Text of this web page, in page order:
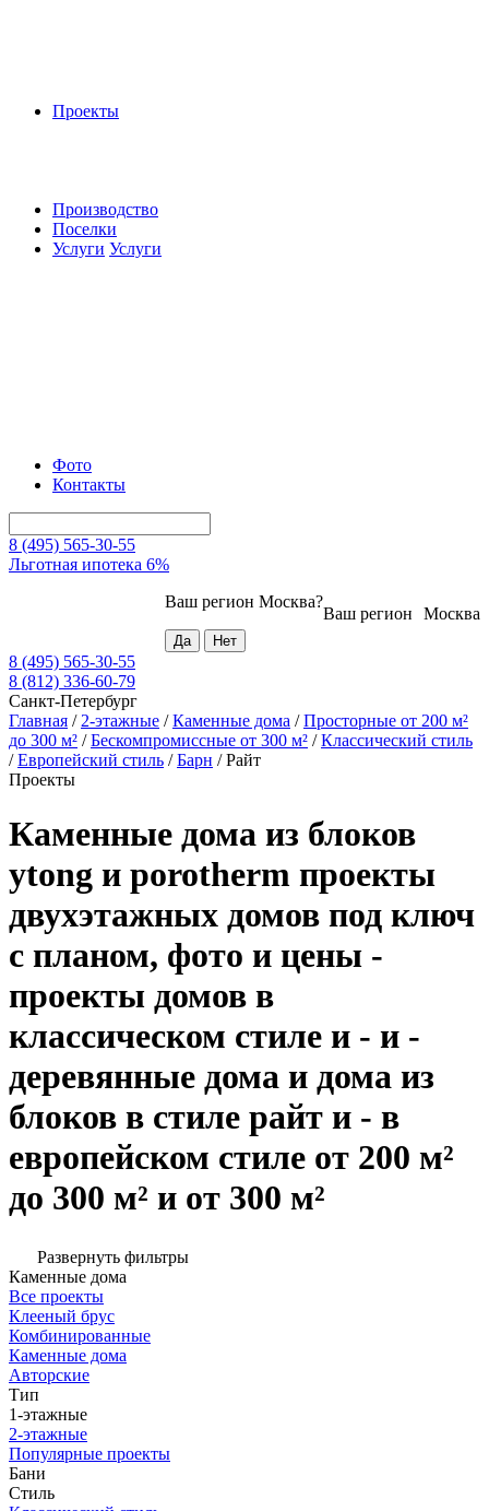
Проекты
Производство
Поселки
Услуги Услуги
Фото
Контакты
8 (495) 565-30-55
Льготная ипотека 6%
Москва
Ваш регион
Ваш регион Москва?
8 (495) 565-30-55
8 (812) 336-60-79
Санкт-Петербург
Главная / 2-этажные /Каменные дома /Просторные от 200 м²
до 300 м² /Бескомпромиссные от 300 м² /Классический стиль
/Европейский стиль /Барн /Райт
Проекты
Каменные дома из блоков
ytong и porotherm проекты
двухэтажных домов под ключ
с планом, фото и цены -
проекты домов в
классическом стиле и - и -
деревянные дома и дома из
блоков в стиле райт и - в
европейском стиле от 200 м²
до 300 м² и от 300 м²
Развернуть фильтры
Каменные дома
Все проекты
Клееный брус
Комбинированные
Каменные дома
Авторские
Тип
1-этажные
2-этажные
Популярные проекты
Бани
Стиль